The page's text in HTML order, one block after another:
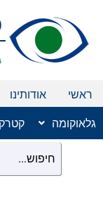
לתוכן
ראשי אודותינו
גלאוקומה